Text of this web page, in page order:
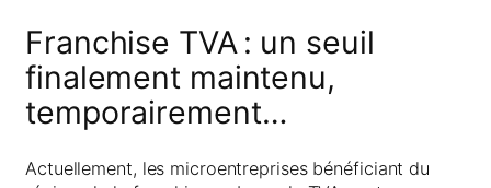
Franchise TVA : un seuil
finalement maintenu,
temporairement…
Actuellement, les microentreprises bénéficiant du